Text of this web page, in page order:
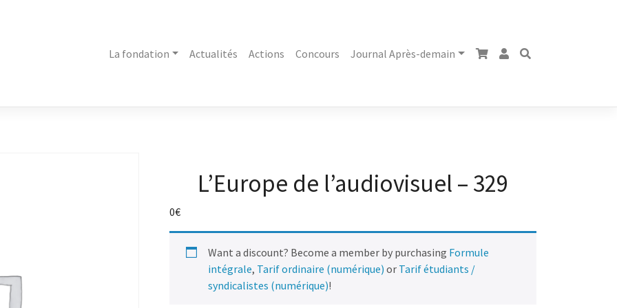
La fondation Actualités Actions Concours Journal Après-demain
L’Europe de l’audiovisuel – 329
0€
Want a discount? Become a member by purchasing Formule
intégrale, Tarif ordinaire (numérique) or Tarif étudiants /
syndicalistes (numérique)!